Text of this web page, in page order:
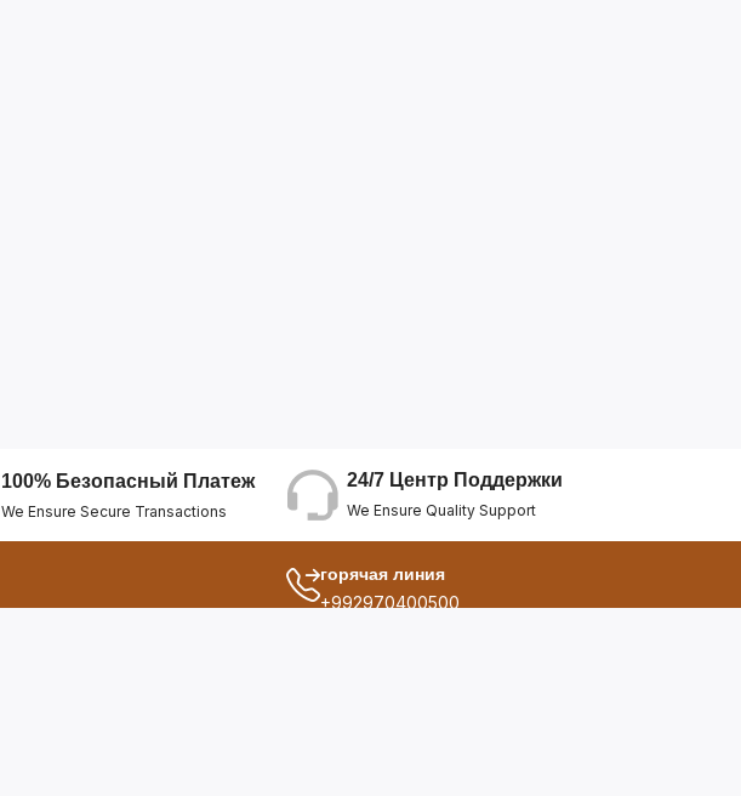
100% Безопасный Платеж
We Ensure Secure Transactions
24/7 Центр Поддержки
We Ensure Quality Support
горячая линия
+992970400500